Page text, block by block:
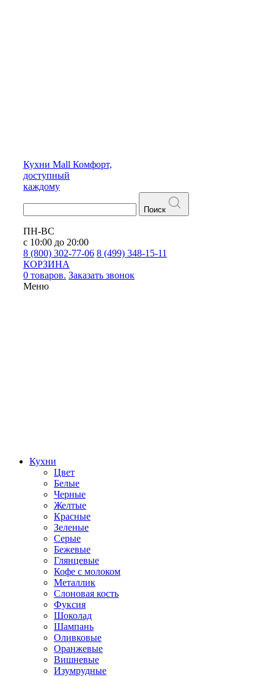
Кухни Mall Комфорт,
доступный
каждому
Поиск
ПН-ВС
с 10:00 до 20:00
8 (800) 302-77-06 8 (499) 348-15-11
КОРЗИНА
0 товаров. Заказать звонок
Меню
Кухни
Цвет
Белые
Черные
Желтые
Красные
Зеленые
Серые
Бежевые
Глянцевые
Кофе с молоком
Металлик
Слоновая кость
Фуксия
Шоколад
Шампань
Оливковые
Оранжевые
Вишневые
Изумрудные